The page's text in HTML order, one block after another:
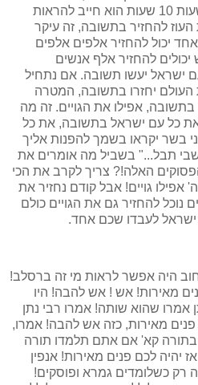
אחרים. אחרי שאדם למד 8 שעות 10 שעות הוא חייב להראות
להחזיר בתשובה, זה עיקר
יכול להחזיר אלפים אלפים
להחזיר אלף אנשים
ישראל יעשו תשובה. אם נתחיל
העולם יחזרו בתשובה, המטרה
אפילו את הגויים. זה מה
כל עם ישראל בתשובה, את כל
בשר יקראו בשמך להפנות אליך
תבל..." בשביל מה אומרים את
האלה!? צריך לקרב את הכי
גויים! אבל קודם נחזיר את
נוכל להחזיר גם את הגויים כולם
ישראל לעבדו שכם אחד.
היה אפשר לראות מי זה ברסלב!
מאירות! אש ! אש להבה! היו
אמרו שהוא שותה! אמרו רבי נתן
פנים מאירות, כזה אש להבה! אמרו,
קא' אם אתם תלמדו תורה
יהיה לכם פנים מאירות! אנפין
רק כשלומדים גמרא ופוסקים!